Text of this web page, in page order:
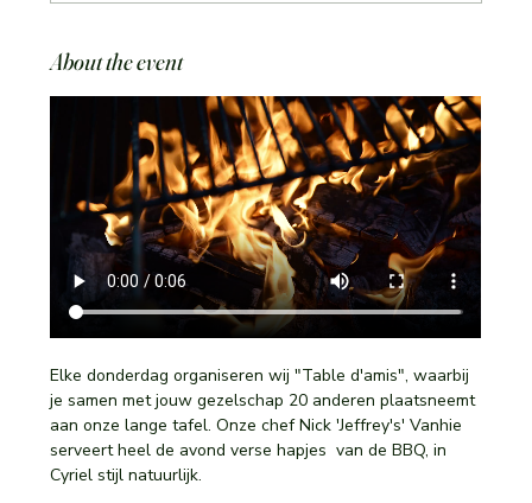
About the event
Elke donderdag organiseren wij "Table d'amis", waarbij
je samen met jouw gezelschap 20 anderen plaatsneemt
aan onze lange tafel. Onze chef Nick 'Jeffrey's' Vanhie
serveert heel de avond verse hapjes  van de BBQ, in
Cyriel stijl natuurlijk.